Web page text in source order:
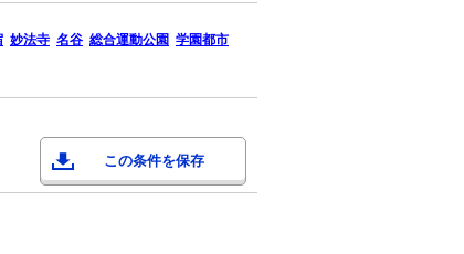
妙法寺 名谷 総合運動公園 学園都市
この条件を保存